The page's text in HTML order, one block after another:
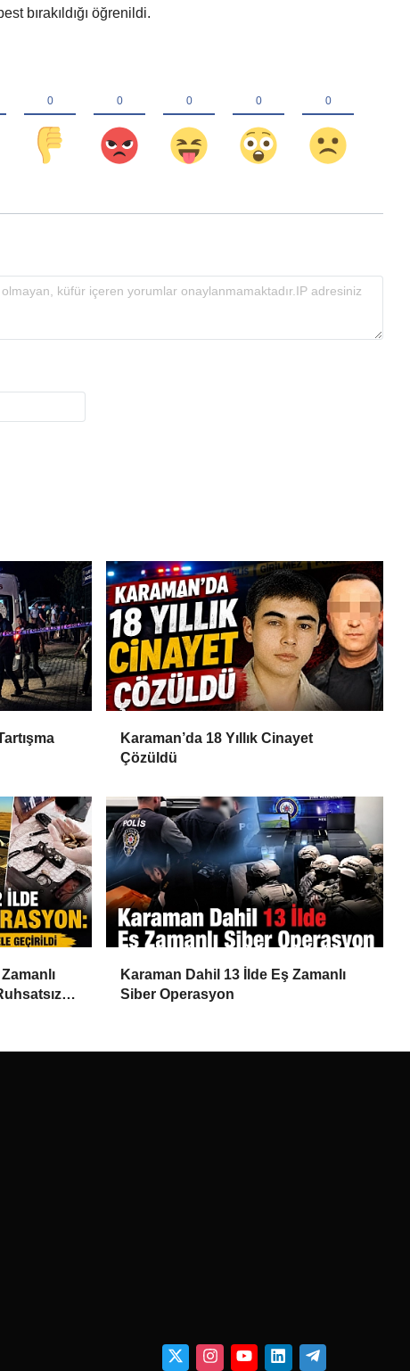
bırakıldığı öğrenildi.
Karaman’da 18 Yıllık Cinayet
Çözüldü
Karaman Dahil 13 İlde Eş Zamanlı
Siber Operasyon